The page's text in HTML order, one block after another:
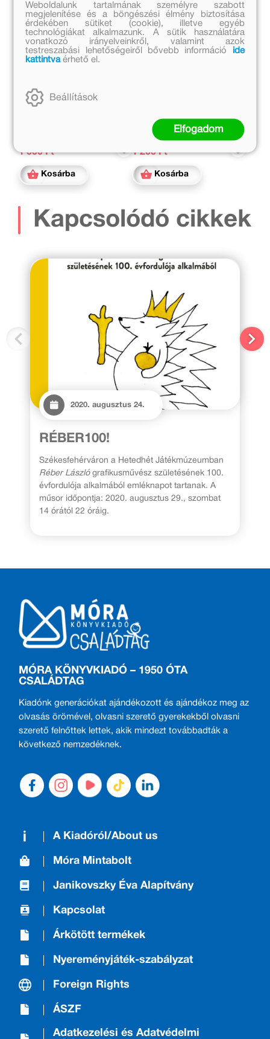
A Nyugalmazott Elefánt
Eredeti ár:
1 000 Ft
Kosárba
2 999 Ft
Kedvezményes ár:
1 200 Ft
Kosárba
Kapcsolódó cikkek
2020. augusztus 24.
RÉBER100!
Székesfehérváron a Hetedhét Játékmúzeumban
Réber Lászlógrafikusművész születésének 100.
évfordulója alkalmából emléknapot tartanak. A
műsor időpontja: 2020. augusztus 29., szombat
14 órától 22 óráig.
MÓRA KÖNYVKIADÓ – 1950 ÓTA
CSALÁDTAG
Kiadónk generációkat ajándékozott és ajándékoz meg az
olvasás örömével, olvasni szerető gyerekekből olvasni
szerető felnőttek lettek, akik mindezt továbbadták a
következő nemzedéknek.
A Kiadóról/About us
Móra Mintabolt
Janikovszky Éva Alapítvány
Kapcsolat
Árkötött termékek
Nyereményjáték-szabályzat
Foreign Rights
ÁSZF
Adatkezelési és Adatvédelmi
Weboldalunk tartalmának személyre szabott
megjelenítése és a böngészési élmény biztosítása
érdekében sütiket (cookie), illetve egyéb
technológiákat alkalmazunk. A sütik használatára
vonatkozó irányelveinkről, valamint azok
testreszabási lehetőségeiről bővebb információ
ide
kattintvaérhető el.
Beállítások
Elfogadom